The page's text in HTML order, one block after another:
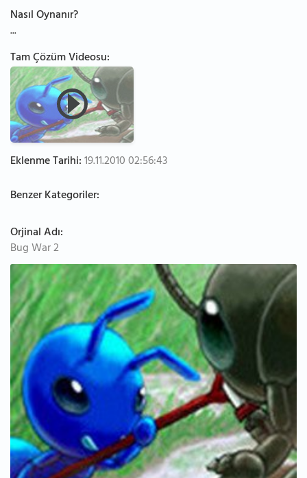
Nasıl Oynanır?
...
Tam Çözüm Videosu:
Eklenme Tarihi:19.11.2010 02:56:43
Benzer Kategoriler:
Orjinal Adı:
Bug War 2